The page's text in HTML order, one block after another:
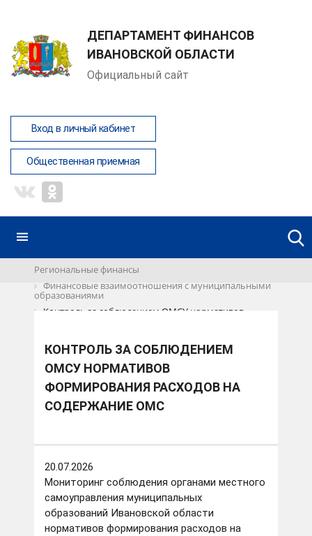
ДЕПАРТАМЕНТ ФИНАНСОВ
ИВАНОВСКОЙ ОБЛАСТИ
Официальный сайт
Вход в личный кабинет
Общественная приемная
Региональные финансы
Финансовые взаимоотношения с муниципальными
образованиями
Контроль за соблюдением ОМСУ нормативов
КОНТРОЛЬ ЗА СОБЛЮДЕНИЕМ
ОМСУ НОРМАТИВОВ
ФОРМИРОВАНИЯ РАСХОДОВ НА
СОДЕРЖАНИЕ ОМС
20.07.2026
Мониторинг соблюдения органами местного
самоуправления муниципальных
образований Ивановской области
нормативов формирования расходов на